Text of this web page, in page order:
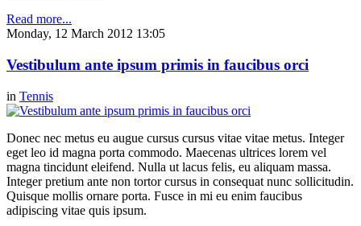
Read more...
Monday, 12 March 2012 13:05
Vestibulum ante ipsum primis in faucibus orci
in Tennis
Donec nec metus eu augue cursus cursus vitae vitae metus. Integer
eget leo id magna porta commodo. Maecenas ultrices lorem vel
magna tincidunt eleifend. Nulla ut lacus felis, eu aliquam massa.
Integer pretium ante non tortor cursus in consequat nunc sollicitudin.
Quisque mollis ornare porta. Fusce in mi eu enim faucibus
adipiscing vitae quis ipsum.